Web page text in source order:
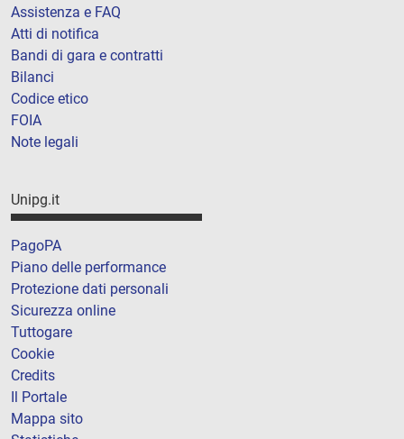
Assistenza e FAQ
Atti di notifica
Bandi di gara e contratti
Bilanci
Codice etico
FOIA
Note legali
Unipg.it
PagoPA
Piano delle performance
Protezione dati personali
Sicurezza online
Tuttogare
Cookie
Credits
Il Portale
Mappa sito